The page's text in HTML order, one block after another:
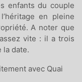
enfants du couple
en pleine
A noter que
vite : il a trois
la date.
avec Quai